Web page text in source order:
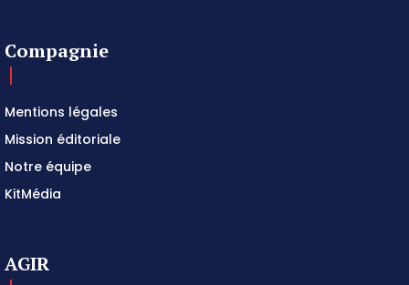
Compagnie
Mentions légales
Mission éditoriale
Notre équipe
KitMédia
AGIR